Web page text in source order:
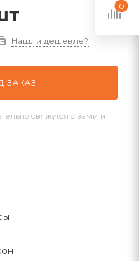
Нашли дешевле?
ЗАКАЗ
свяжутся с вами и
0